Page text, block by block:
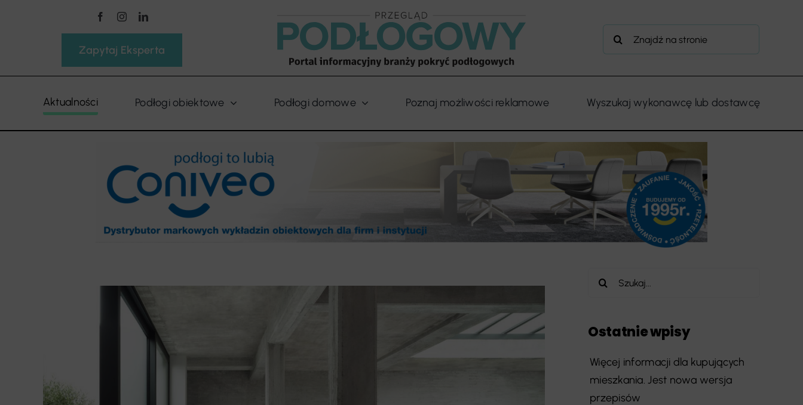
Zapytaj Eksperta
Szukaj
Aktualności Podłogi obiektowe Podłogi domowe Poznaj możliwości reklamowe Wyszukaj wykonawcę lub dostawcę
Szukaj
Ostatnie wpisy
Więcej informacji dla kupujących
mieszkania. Jest nowa wersja
przepisów